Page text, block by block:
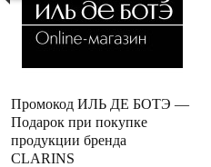
Промокод ИЛЬ ДЕ БОТЭ —
Подарок при покупке
продукции бренда
CLARINS